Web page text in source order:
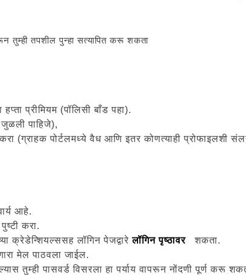
तुम्ही तपशील पुन्हा सत्यापित करू शकता
प्रीमियम (पॉलिसी बाँड पहा).
पाहिजे),
(ग्राहक पोर्टलमध्ये वैध आणि इतर कोणत्याही प्रोफाइलशी
आहे.
करा.
क्रेडेन्शियल्ससह लॉगिन पेजद्वारेलॉगिन पृष्ठावर
शकता.
मेल पाठवला जाईल.
तुम्ही पासवर्ड विसरला हा पर्याय वापरून नोंदणी पूर्ण करू